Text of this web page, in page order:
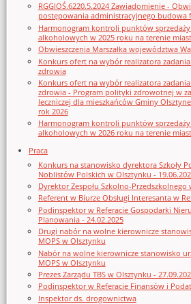
RGGIOŚ.6220.5.2024 Zawiadomienie -
postępowania administracyjnego budowa
Harmonogram kontroli punktów
alkoholowych w 2025 roku na terenie
Obwieszczenia Marszałka województwa
Konkurs ofert na wybór realizatora
zdrowia
Konkurs ofert na wybór realizatora
zdrowia - Program polityki zdrowotnej w
leczniczej dla mieszkańców Gminy
rok 2026
Harmonogram kontroli punktów
alkoholowych w 2026 roku na terenie
Praca
Konkurs na stanowisko dyrektora Szkoły
Noblistów Polskich w Olsztynku -
Dyrektor Zespołu Szkolno-Przedszkolnego
Referent w Biurze Obsługi Interesanta w
Podinspektor w Referacie Gospodarki
Planowania - 24.02.2025
Drugi nabór na wolne kierownicze
MOPS w Olsztynku
Nabór na wolne kierownicze stanowisko
MOPS w Olsztynku
Prezes Zarządu TBS w Olsztynku -
Podinspektor w Referacie Finansów i
Inspektor ds. drogownictwa